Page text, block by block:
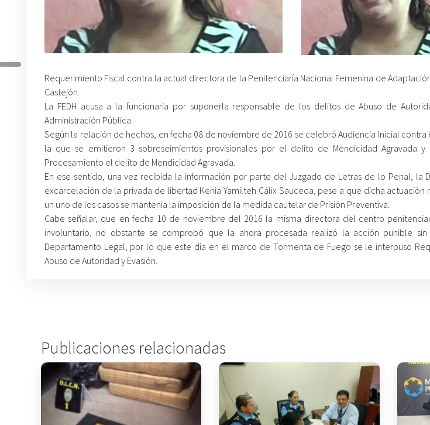
Requerimiento Fiscal contra la actual directora de la Penitenciaría Nacional Femenina de Adaptación
Castejón.
La FEDH acusa a la funcionaria por suponerla responsable de los delitos de Abuso de
Administración Pública.
Según la relación de hechos, en fecha 08 de noviembre de 2016 se celebró Audiencia Inicial contra
la que se emitieron 3 sobreseimientos provisionales por el delito de Mendicidad Agravada
Procesamiento el delito de Mendicidad Agravada.
En ese sentido, una vez recibida la información por parte del Juzgado de Letras de lo Penal, la
excarcelación de la privada de libertad Kenia Yamilteh Cálix Sauceda, pese a que dicha
un uno de los casos se mantenía la imposición de la medida cautelar de Prisión Preventiva.
Cabe señalar, que en fecha 10 de noviembre del 2016 la misma directora del centro
involuntario, no obstante se comprobó que la ahora procesada realizó la acción punible
Departamento Legal, por lo que este día en el marco de Tormenta de Fuego se le interpuso
Abuso de Autoridad y Evasión.
Publicaciones relacionadas